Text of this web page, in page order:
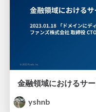
金融領域におけるサ
yshnb